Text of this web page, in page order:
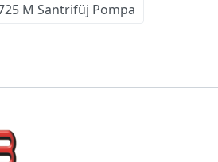
M Santrifüj Pompa